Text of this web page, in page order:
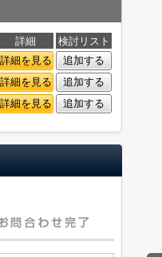
詳細
検討リスト
詳細を見る
追加する
詳細を見る
追加する
詳細を見る 追加する